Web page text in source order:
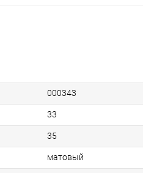
000343
33
35
матовый